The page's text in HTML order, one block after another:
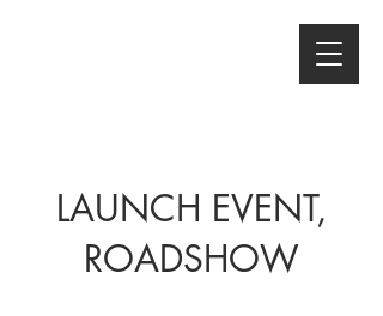
LAUNCH EVENT,
ROADSHOW